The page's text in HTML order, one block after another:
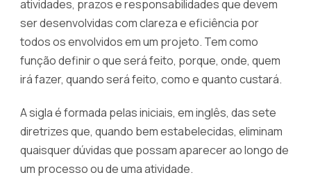
atividades, prazos e responsabilidades que devem
ser desenvolvidas com clareza e eficiência por
todos os envolvidos em um projeto. Tem como
função definir o que será feito, porque, onde, quem
irá fazer, quando será feito, como e quanto custará.
A sigla é formada pelas iniciais, em inglês, das sete
diretrizes que, quando bem estabelecidas, eliminam
quaisquer dúvidas que possam aparecer ao longo de
um processo ou de uma atividade.